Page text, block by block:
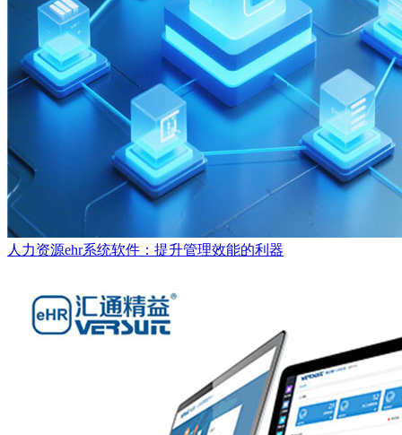
人力资源ehr系统软件：提升管理效能的利器